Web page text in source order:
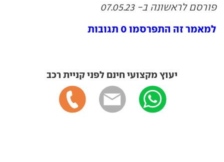
פורסם לראשונה ב- 07.05.23
למאמר זה התפרסמו 0 תגובות
יעוץ מקצועי חינם לפני קניית רכב